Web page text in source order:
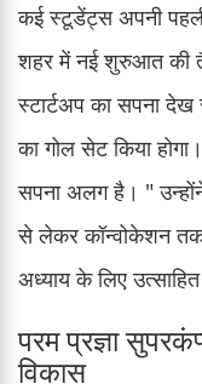
कई स्टूडेंट्स अपनी
शहर में नई शुरुआत की
स्टार्टअप का सपना देख
का गोल सेट किया
सपना अलग है। "
से लेकर कॉन्वोकेशन
अध्याय के लिए
परम प्रज्ञा
विकास